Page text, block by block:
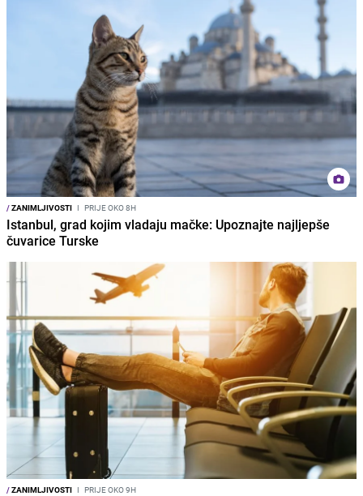
/ZANIMLJIVOSTI I PRIJE OKO 8H
Istanbul, grad kojim vladaju mačke: Upoznajte najljepše
čuvarice Turske
/ZANIMLJIVOSTI I PRIJE OKO 9H